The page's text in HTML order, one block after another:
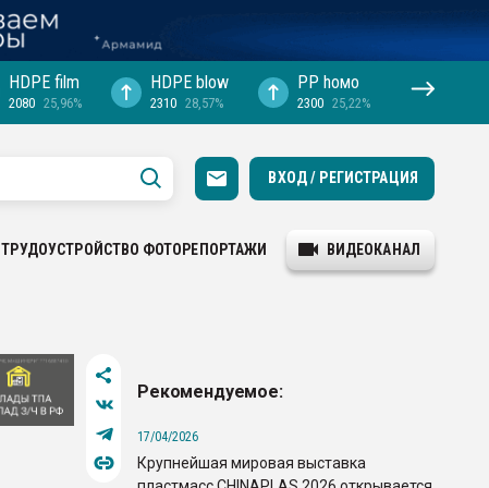
HDPE film
2080 25,96%
HDPE blow
2310 28,57%
PP hомо
2300 25,22%
ВХОД / РЕГИСТРАЦИЯ
ТРУДОУСТРОЙСТВО ФОТОРЕПОРТАЖИ ВИДЕОКАНАЛ
Рекомендуемое:
17/04/2026
Крупнейшая мировая выставка